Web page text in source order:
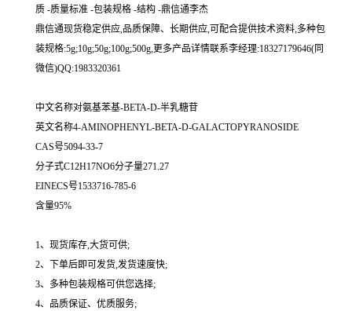
质 -质量标准 -包装规格 -结构 -鼎信通李杰
鼎信通现货稳定供应,品质保障、长期供应,可配合提供技术资料,多种包
装规格:5g;10g;50g;100g;500g,更多产品详情联系李经理:18327179646(同
微信)QQ:1983320361
中文名称对氨基苯基-BETA-D-半乳糖苷
英文名称4-AMINOPHENYL-BETA-D-GALACTOPYRANOSIDE
CAS号5094-33-7
分子式C12H17NO6分子量271.27
EINECS号1533716-785-6
含量95%
1、现货库存,大货可供;
2、下单后即可发货,发货速度快;
3、多种包装规格可供您选择;
4、品质保证、优质服务;